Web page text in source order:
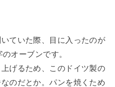
ていた際、目に入ったのが
オーブンです。
げるため、このドイツ製の
のだとか。パンを焼くため